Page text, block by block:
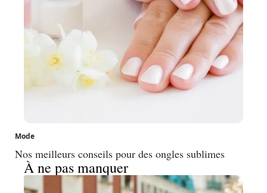
Mode
Nos meilleurs conseils pour des ongles sublimes
À ne pas manquer